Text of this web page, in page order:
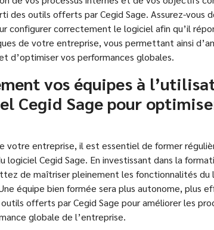
des outils offerts par Cegid Sage. Assurez-vous
configurer correctement le logiciel afin qu’il
de votre entreprise, vous permettant ainsi
d’optimiser vos performances globales.
vos équipes à
Cegid Sage pour
votre entreprise, il est essentiel de former
logiciel Cegid Sage. En investissant dans la
de maîtriser pleinement les fonctionnalités du
équipe bien formée sera plus autonome, plus
offerts par Cegid Sage pour améliorer les
globale de l’entreprise.